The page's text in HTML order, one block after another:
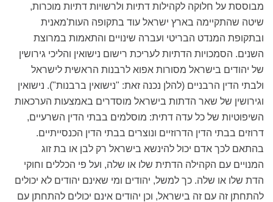
מבוססת על חלוקה לקהילות דתיות ולרשויות דתיות מוכרות,
שיטה שהתקיימה בארץ ישראל עוד בתקופה העות'מאנית
ובתקופת המנדט הבריטי ועברה שינויים והתאמות במרוצת
השנים. הסמכויות הדתיות לעריכת רישום נישואין והליכי גירושין
של יהודים בישראל מסורות אפוא לרבנות הראשית לישראל
ולבתי הדין הרבניים (להלן נכנה זאת: "נישואין ברבנות"). נישואין
וגירושין של שאר הדתות בישראל מוסדרים באמצעות הערכאות
השיפוטיות של כל עדה דתית: מוסלמים בבתי הדין השרעיים,
דרוזים בבתי הדין הדרוזיים ונוצרים בבתי הדין הכנסייתיים.
בהתאם לכך אדם יכול להינשא בישראל רק לבן או בת זוג
המנויים עם הקהילה הדתית שלו או שלה, ועל פי הכללים וחוקי
הדת שלו או שלה. כך למשל, יהודים ומי שאינם יהודים לא יכולים
להתחתן זה עם זה בישראל, וכן יהודים אינם יכולים להתחתן עם